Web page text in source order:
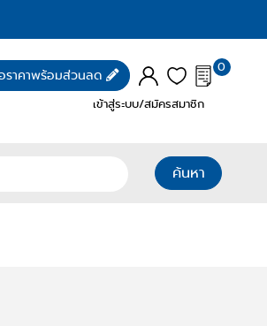
ราคาพร้อมส่วนลด
เข้าสู่ระบบ/สมัครสมาชิก
0
ค้นหา